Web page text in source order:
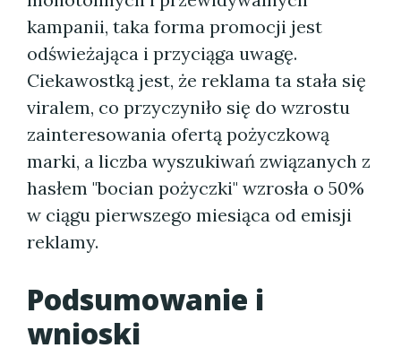
kampanii, taka forma promocji jest
odświeżająca i przyciąga uwagę.
Ciekawostką jest, że reklama ta stała się
viralem, co przyczyniło się do wzrostu
zainteresowania ofertą pożyczkową
marki, a liczba wyszukiwań związanych z
hasłem "bocian pożyczki" wzrosła o 50%
w ciągu pierwszego miesiąca od emisji
reklamy.
Podsumowanie i
wnioski